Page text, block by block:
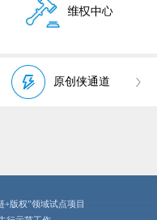
原创侠通道
+版权”领域试点项目